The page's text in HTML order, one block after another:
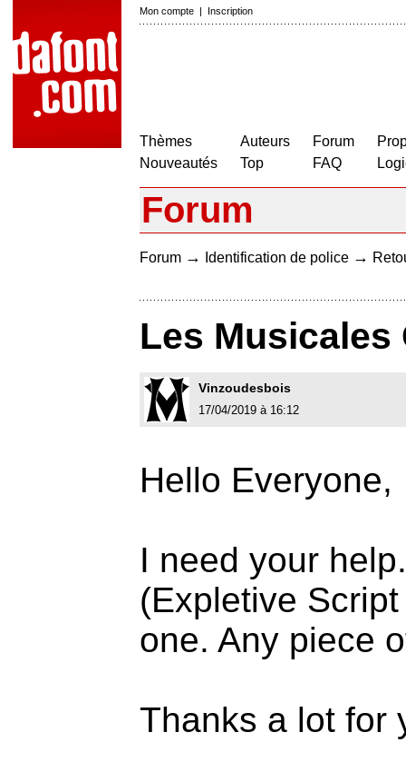
Mon compte | Inscription
Thèmes
Nouveautés
Auteurs
Top
Forum
FAQ
Forum
Forum → Identification de police →
Les Musicales
Vinzoudesbois
17/04/2019 à 16:12
Hello Everyone,
I need your
(Expletive
one. Any piece
Thanks a lot for